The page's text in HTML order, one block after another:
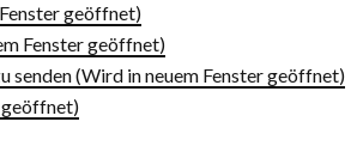
geöffnet)
Fenster geöffnet)
senden (Wird in neuem Fenster geöffnet)
geöffnet)